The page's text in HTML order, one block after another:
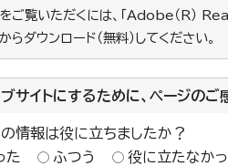
ご覧いただくには、「Adobe（R）
からダウンロード（無料）してください。
サイトにするために、ページのご
情報は役に立ちましたか？
た
ふつう 役に立たなか